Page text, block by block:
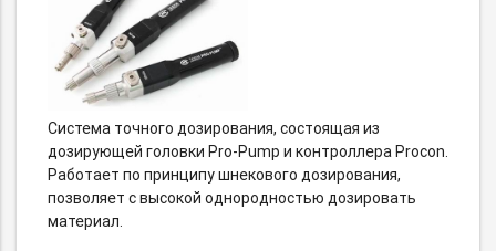
Система точного дозирования, состоящая из
дозирующей головки Pro-Pump и контроллера Procon.
Работает по принципу шнекового дозирования,
позволяет с высокой однородностью дозировать
материал.